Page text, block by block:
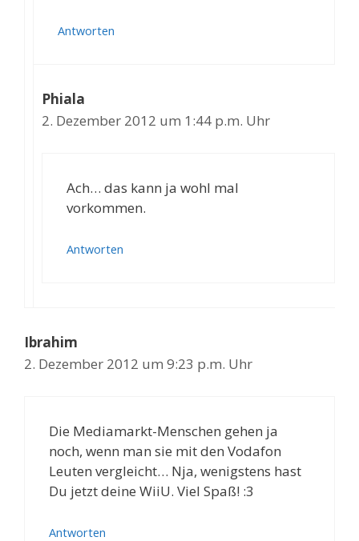
Antworten
Phiala
2. Dezember 2012 um 1:44 p.m. Uhr
Ach… das kann ja wohl mal
vorkommen.
Antworten
Ibrahim
2. Dezember 2012 um 9:23 p.m. Uhr
Die Mediamarkt-Menschen gehen ja
noch, wenn man sie mit den Vodafon
Leuten vergleicht… Nja, wenigstens hast
Du jetzt deine WiiU. Viel Spaß! :3
Antworten